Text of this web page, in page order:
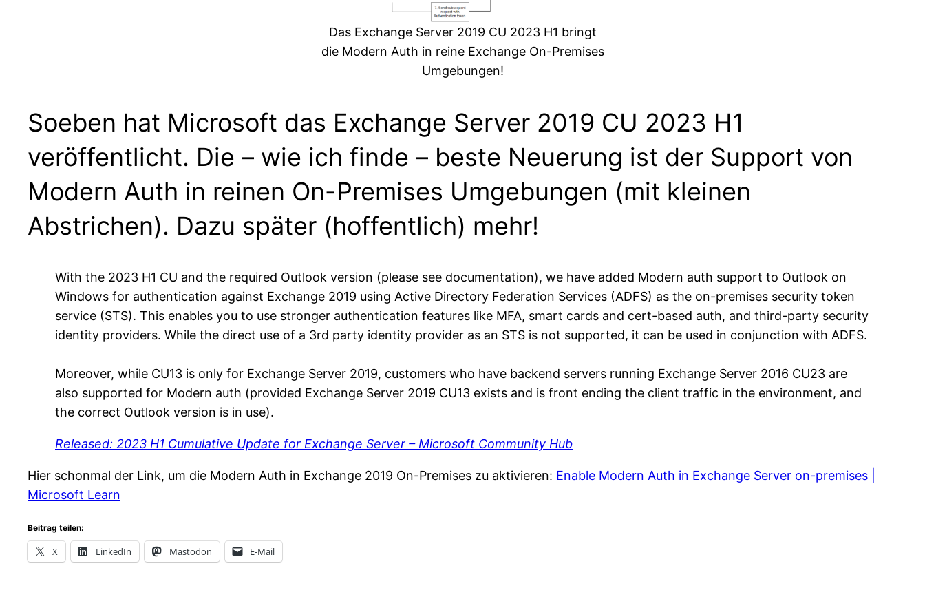
Das Exchange Server 2019 CU 2023 H1 bringt
die Modern Auth in reine Exchange On-Premises
Umgebungen!
Soeben hat Microsoft das Exchange Server 2019 CU 2023 H1
veröffentlicht. Die – wie ich finde – beste Neuerung ist der Support von
Modern Auth in reinen On-Premises Umgebungen (mit kleinen
Abstrichen). Dazu später (hoffentlich) mehr!
With the 2023 H1 CU and the required Outlook version (please see documentation), we have added Modern auth support to Outlook on
Windows for authentication against Exchange 2019 using Active Directory Federation Services (ADFS) as the on-premises security token
service (STS). This enables you to use stronger authentication features like MFA, smart cards and cert-based auth, and third-party security
identity providers. While the direct use of a 3rd party identity provider as an STS is not supported, it can be used in conjunction with ADFS.
Moreover, while CU13 is only for Exchange Server 2019, customers who have backend servers running Exchange Server 2016 CU23 are
also supported for Modern auth (provided Exchange Server 2019 CU13 exists and is front ending the client traffic in the environment, and
the correct Outlook version is in use).
Released: 2023 H1 Cumulative Update for Exchange Server – Microsoft Community Hub
Hier schonmal der Link, um die Modern Auth in Exchange 2019 On-Premises zu aktivieren: Enable Modern Auth in Exchange Server on-premises |
Microsoft Learn
Beitrag teilen:
X LinkedIn Mastodon E-Mail